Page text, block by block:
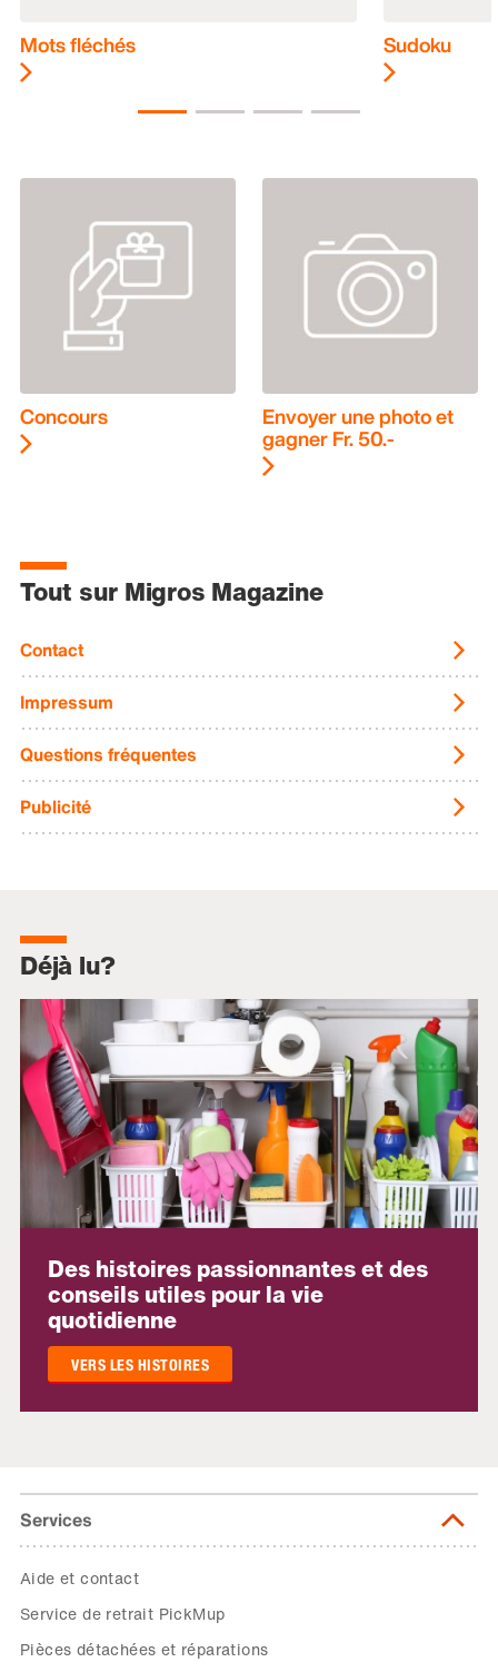
Mots fléchés Sudoku
Concours Envoyer une photo et
gagner Fr. 50.-
Tout sur Migros Magazine
Contact
Impressum
Questions fréquentes
Publicité
Déjà lu?
Des histoires passionnantes et des
conseils utiles pour la vie
quotidienne
VERS LES HISTOIRES
Services
Aide et contact
Service de retrait PickMup
Pièces détachées et réparations